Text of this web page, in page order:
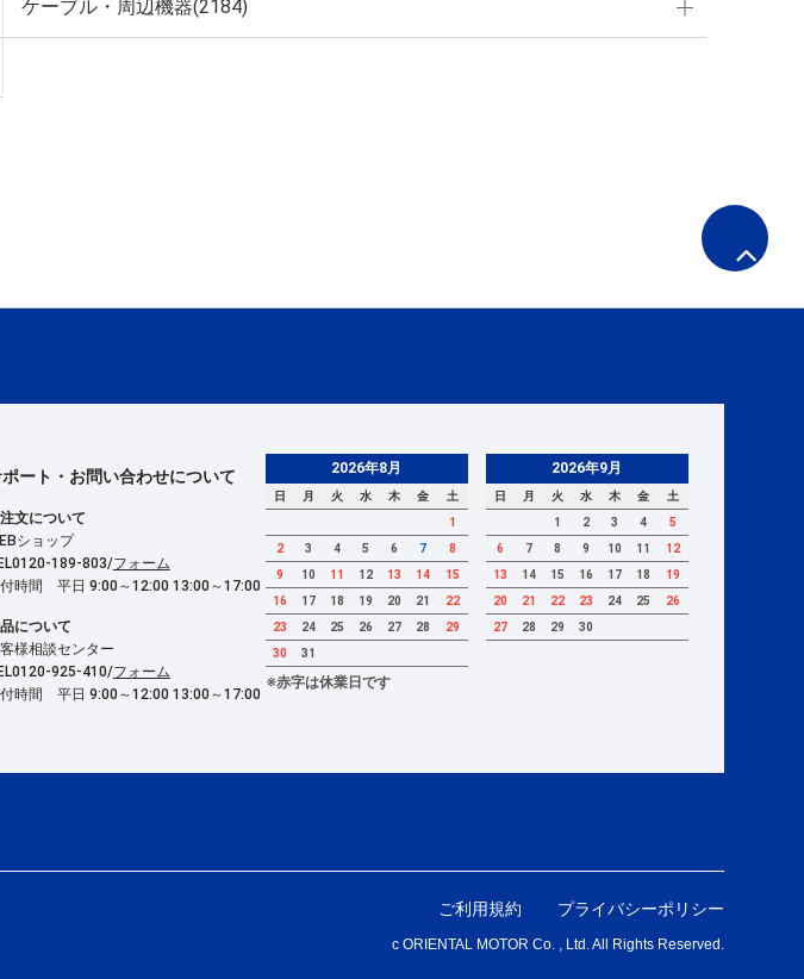
ケーブル・周辺機器(2184)
ート・お問い合わせについて
文について
ショップ
189-803/フォーム
時間 平日 9:00～12:00 13:00～17:00
について
様相談センター
925-410/フォーム
時間 平日 9:00～12:00 13:00～17:00
ご利用規約 プライバシーポリシー
c ORIENTAL MOTOR Co. , Ltd. All Rights Reserved.
2026年8月
日 月 火 水 木 金
土
1
2
3 4 5 6 7
8
9
10 11 12 13 14
15
16
17 18 19 20 21
22
23
24 25 26 27 28
29
30
31
2026年9月
日 月 火 水 木 金
土
1
2 3 4
5
6
7 8 9 10 11
12
13
14 15 16 17 18
19
20
21 22 23 24 25
26
27
28 29 30
※赤字は休業日です